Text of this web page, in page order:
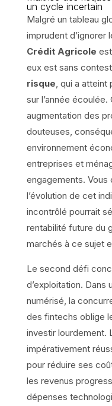
un cycle incertain
Malgré un tableau
imprudent d’ignorer
Crédit Agricole
eux est sans
risque , qui a atteint
sur l’année
augmentation des
douteuses,
environnement
entreprises et
engagements. Vous
l’évolution de cet
incontrôlé pourrait
rentabilité future du
marchés à ce sujet
Le second défi
d’exploitation. Dans
numérisé, la
des fintechs oblige
investir lourdement.
impérativement
pour réduire ses
les revenus
dépenses